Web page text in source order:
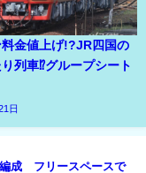
料金値上げ!?JR四国の
列車⁉グループシート
日
成 フリースペースで